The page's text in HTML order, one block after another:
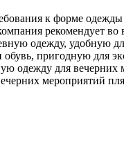
к форме одежды
рекомендует
одежду, удобную
пригодную для
одежду для вечерних
мероприятий